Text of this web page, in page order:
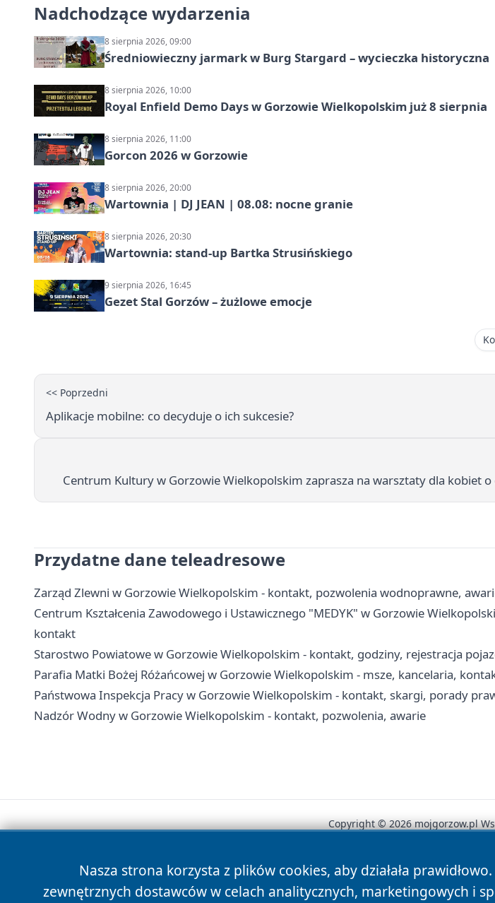
Nadchodzące wydarzenia
8 sierpnia 2026, 09:00
Średniowieczny jarmark w Burg Stargard – wycieczka historyczna
8 sierpnia 2026, 10:00
Royal Enfield Demo Days w Gorzowie Wielkopolskim już 8 sierpnia
8 sierpnia 2026, 11:00
Gorcon 2026 w Gorzowie
8 sierpnia 2026, 20:00
Wartownia | DJ JEAN | 08.08: nocne granie
8 sierpnia 2026, 20:30
Wartownia: stand-up Bartka Strusińskiego
9 sierpnia 2026, 16:45
Gezet Stal Gorzów – żużlowe emocje
<< Poprzedni
Aplikacje mobilne: co decyduje o ich sukcesie?
Centrum Kultury w Gorzowie Wielkopolskim zaprasza na warsztaty dla kobiet
Przydatne dane teleadresowe
Zarząd Zlewni w Gorzowie Wielkopolskim - kontakt, pozwolenia wodnoprawne,
Centrum Kształcenia Zawodowego i Ustawicznego "MEDYK" w Gorzowie
kontakt
Starostwo Powiatowe w Gorzowie Wielkopolskim - kontakt, godziny, rejestracja
Parafia Matki Bożej Różańcowej w Gorzowie Wielkopolskim - msze, kancelaria,
Państwowa Inspekcja Pracy w Gorzowie Wielkopolskim - kontakt, skargi, porady
Nadzór Wodny w Gorzowie Wielkopolskim - kontakt, pozwolenia, awarie
Nasza strona korzysta z plików cookies, aby działała
zewnętrznych dostawców w celach analitycznych, marketingowych i
Copyright © 2026 mojgorzow.pl
News Autorzy Polityka